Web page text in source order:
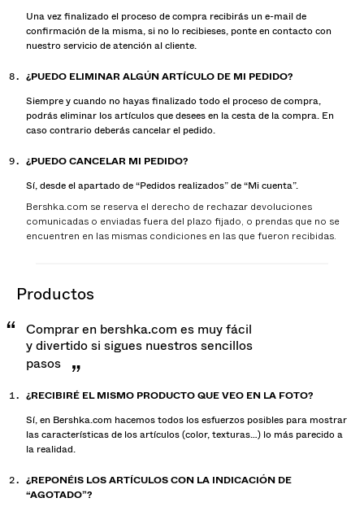
Una vez finalizado el proceso de compra recibirás un e-mail de
confirmación de la misma, si no lo recibieses, ponte en contacto con
nuestro servicio de atención al cliente.
¿PUEDO ELIMINAR ALGÚN ARTÍCULO DE MI PEDIDO?
Siempre y cuando no hayas finalizado todo el proceso de compra,
podrás eliminar los artículos que desees en la cesta de la compra. En
caso contrario deberás cancelar el pedido.
¿PUEDO CANCELAR MI PEDIDO?
Sí, desde el apartado de “Pedidos realizados” de “Mi cuenta”.
Bershka.com se reserva el derecho de rechazar devoluciones
comunicadas o enviadas fuera del plazo fijado, o prendas que no se
encuentren en las mismas condiciones en las que fueron recibidas.
productos
Comprar en bershka.com es muy fácil
y divertido si sigues nuestros sencillos
pasos
¿RECIBIRÉ EL MISMO PRODUCTO QUE VEO EN LA FOTO?
Sí, en Bershka.com hacemos todos los esfuerzos posibles para mostrar
las características de los artículos (color, texturas…) lo más parecido a
la realidad.
¿REPONÉIS LOS ARTÍCULOS CON LA INDICACIÓN DE
“AGOTADO”?